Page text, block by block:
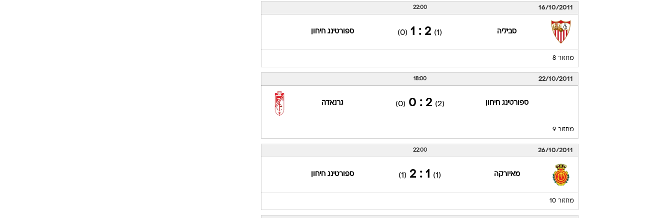
16/10/2011
22:00
סביליה (1)
2 : 1
(0) ספורטינג חיחון
מחזור 8
22/10/2011
18:00
ספורטינג חיחון (2)
2 : 0
(0) גרנאדה
מחזור 9
26/10/2011
22:00
מאיורקה (1)
1 : 2
(1) ספורטינג חיחון
מחזור 10